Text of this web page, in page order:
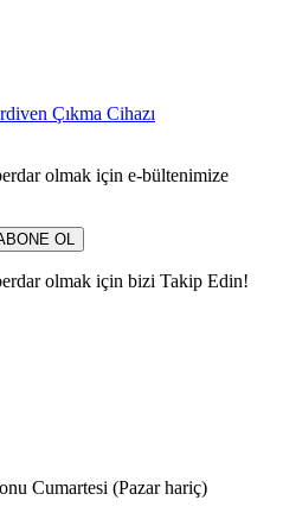
Çıkma Cihazı
olmak için e-bültenimize
OL
olmak için bizi Takip Edin!
Cumartesi (Pazar hariç)